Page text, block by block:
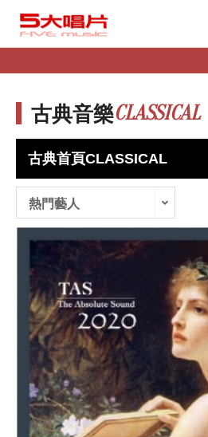
古典音樂CLASSICAL
古典首頁CLASSICAL
熱門藝人